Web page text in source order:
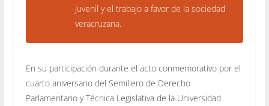
juvenil y el trabajo a favor de la sociedad
veracruzana.
En su participación durante el acto conmemorativo por el
cuarto aniversario del Semillero de Derecho
Parlamentario y Técnica Legislativa de la Universidad